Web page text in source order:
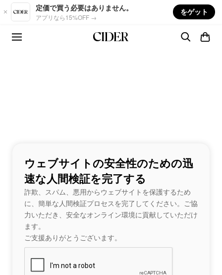
Skip to main content
定価で買う必要はありません。
アプリなら15%OFF →
をゲット
ウェブサイトの安全性のための迅
速な人間検証を完了する
詐欺、スパム、悪用からウェブサイトを保護するため
に、簡単な人間検証プロセスを完了してください。ご協
力いただき、安全なオンライン環境に貢献していただけ
ます。
ご支援ありがとうございます。